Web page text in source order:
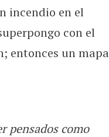
incendio en el
con el
entonces un mapa
pensados como